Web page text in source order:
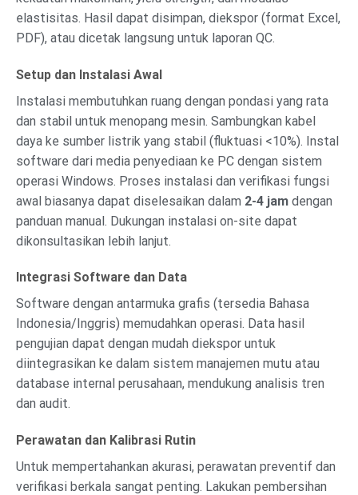
elastisitas. Hasil dapat disimpan, diekspor (format Excel,
PDF), atau dicetak langsung untuk laporan QC.
Setup dan Instalasi Awal
Instalasi membutuhkan ruang dengan pondasi yang rata
dan stabil untuk menopang mesin. Sambungkan kabel
daya ke sumber listrik yang stabil (fluktuasi <10%). Instal
software dari media penyediaan ke PC dengan sistem
operasi Windows. Proses instalasi dan verifikasi fungsi
awal biasanya dapat diselesaikan dalam 2-4 jam dengan
panduan manual. Dukungan instalasi on-site dapat
dikonsultasikan lebih lanjut.
Integrasi Software dan Data
Software dengan antarmuka grafis (tersedia Bahasa
Indonesia/Inggris) memudahkan operasi. Data hasil
pengujian dapat dengan mudah diekspor untuk
diintegrasikan ke dalam sistem manajemen mutu atau
database internal perusahaan, mendukung analisis tren
dan audit.
Perawatan dan Kalibrasi Rutin
Untuk mempertahankan akurasi, perawatan preventif dan
verifikasi berkala sangat penting. Lakukan pembersihan